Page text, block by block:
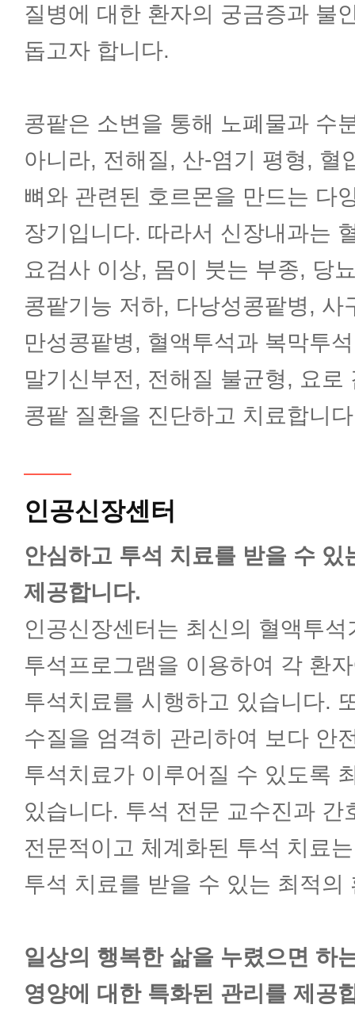
신장내과
신경과
감염내과
혈액종양내과
한방내과
외과(갑상선암센터)
외과(유방암센터)
외과(대장항문)
외과(간담췌)
성형외과
소아청소년과
비뇨의학과
정신건강의학과
질병에 대한 환자의 궁금증과 불
돕고자 합니다.
콩팥은 소변을 통해 노폐물과 수
아니라, 전해질, 산-염기 평형, 혈
뼈와 관련된 호르몬을 만드는 다
장기입니다. 따라서 신장내과는
요검사 이상, 몸이 붓는 부종, 당
콩팥기능 저하, 다낭성콩팥병, 사
만성콩팥병, 혈액투석과 복막투
말기신부전, 전해질 불균형, 요로
콩팥 질환을 진단하고 치료합니
인공신장센터
안심하고 투석 치료를 받을 수 있
제공합니다.
인공신장센터는 최신의 혈액투석
투석프로그램을 이용하여 각 환
투석치료를 시행하고 있습니다.
수질을 엄격히 관리하여 보다 안
투석치료가 이루어질 수 있도록
있습니다. 투석 전문 교수진과 간
전문적이고 체계화된 투석 치료
투석 치료를 받을 수 있는 최적의
일상의 행복한 삶을 누렸으면 하
영양에 대한 특화된 관리를 제공